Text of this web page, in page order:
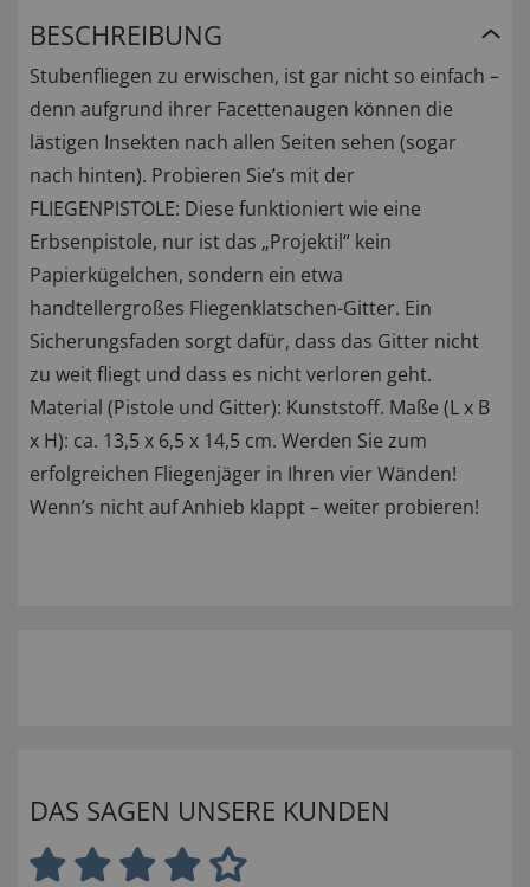
BESCHREIBUNG
Stubenfliegen zu erwischen, ist gar nicht so einfach –
denn aufgrund ihrer Facettenaugen können die
lästigen Insekten nach allen Seiten sehen (sogar
nach hinten). Probieren Sie’s mit der
FLIEGENPISTOLE: Diese funktioniert wie eine
Erbsenpistole, nur ist das „Projektil“ kein
Papierkügelchen, sondern ein etwa
handtellergroßes Fliegenklatschen-Gitter. Ein
Sicherungsfaden sorgt dafür, dass das Gitter nicht
zu weit fliegt und dass es nicht verloren geht.
Material (Pistole und Gitter): Kunststoff. Maße (L x B
x H): ca. 13,5 x 6,5 x 14,5 cm. Werden Sie zum
erfolgreichen Fliegenjäger in Ihren vier Wänden!
Wenn’s nicht auf Anhieb klappt – weiter probieren!
DAS SAGEN UNSERE KUNDEN